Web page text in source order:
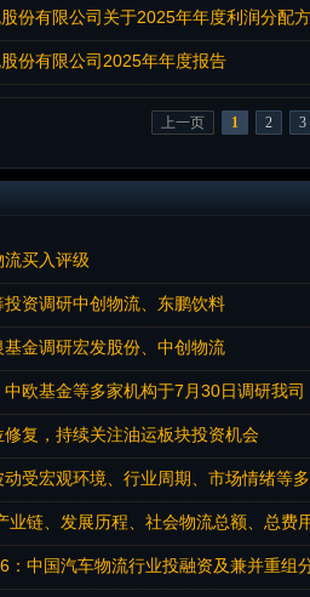
份有限公司关于2025年年度利润分配
份有限公司2025年年度报告
上一页 1 2 3
买入评级
投资调研中创物流、东鹏饮料
基金调研宏发股份、中创物流
欧基金等多家机构于7月30日调研我司
复，持续关注油运板块投资机会
受宏观环境、行业周期、市场情绪等
：中国汽车物流行业投融资及兼并重